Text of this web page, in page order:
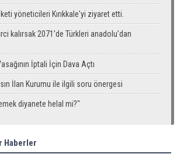
yöneticileri Kırıkkale'yi ziyaret etti.
kalırsak 2071’de Türkleri anadolu’dan
İptali İçin Dava Açtı
İlan Kurumu ile ilgili soru önergesi
diyanete helal mi?"
Haberler